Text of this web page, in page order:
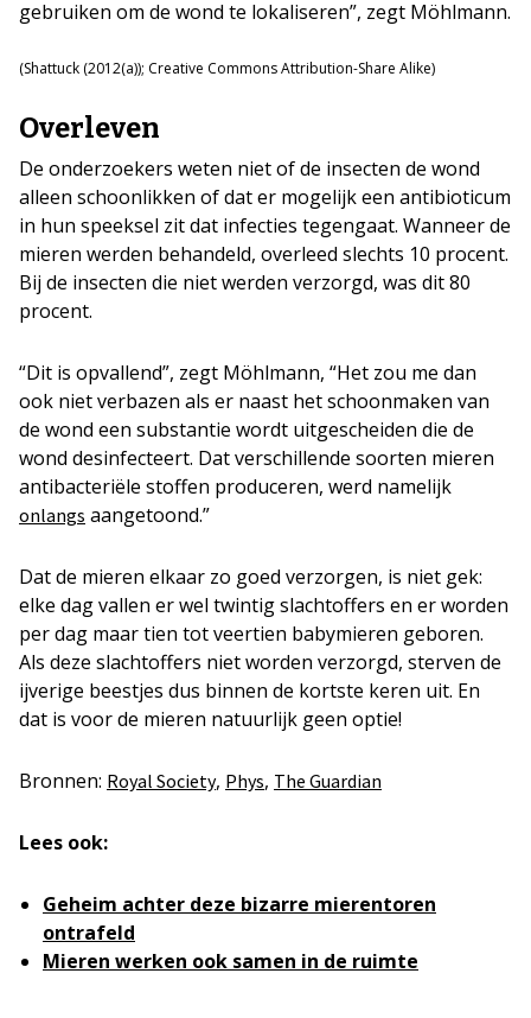
gebruiken om de wond te lokaliseren”, zegt Möhlmann.
(Shattuck (2012(a)); Creative Commons Attribution-Share Alike)
Overleven
De onderzoekers weten niet of de insecten de wond
alleen schoonlikken of dat er mogelijk een antibioticum
in hun speeksel zit dat infecties tegengaat. Wanneer de
mieren werden behandeld, overleed slechts 10 procent.
Bij de insecten die niet werden verzorgd, was dit 80
procent.
“Dit is opvallend”, zegt Möhlmann, “Het zou me dan
ook niet verbazen als er naast het schoonmaken van
de wond een substantie wordt uitgescheiden die de
wond desinfecteert. Dat verschillende soorten mieren
antibacteriële stoffen produceren, werd namelijk
onlangs aangetoond.”
Dat de mieren elkaar zo goed verzorgen, is niet gek:
elke dag vallen er wel twintig slachtoffers en er worden
per dag maar tien tot veertien babymieren geboren.
Als deze slachtoffers niet worden verzorgd, sterven de
ijverige beestjes dus binnen de kortste keren uit. En
dat is voor de mieren natuurlijk geen optie!
Bronnen: Royal Society, Phys, The Guardian
Lees ook:
Geheim achter deze bizarre mierentoren
ontrafeld
Mieren werken ook samen in de ruimte